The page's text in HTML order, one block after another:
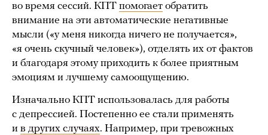
во время сессий. КПТ помогает обратить
внимание на эти автоматические негативные
мысли («у меня никогда ничего не получается»,
«я очень скучный человек»), отделять их от фактов
и благодаря этому приходить к более приятным
эмоциям и лучшему самоощущению.
Изначально КПТ использовалась для работы
с депрессией. Постепенно ее стали применять
и в других случаях. Например, при тревожных